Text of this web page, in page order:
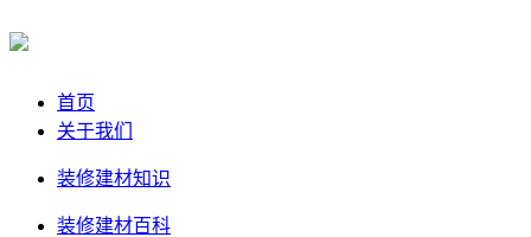
首页
关于我们
装修建材知识
装修建材百科